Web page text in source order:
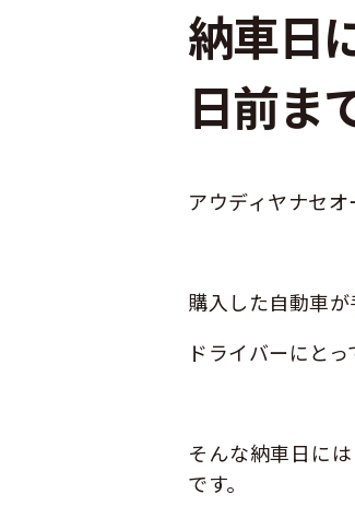
納車日
日前ま
アウディヤナセオ
購入した自動車が
ドライバーにと
そんな納車日に
です。